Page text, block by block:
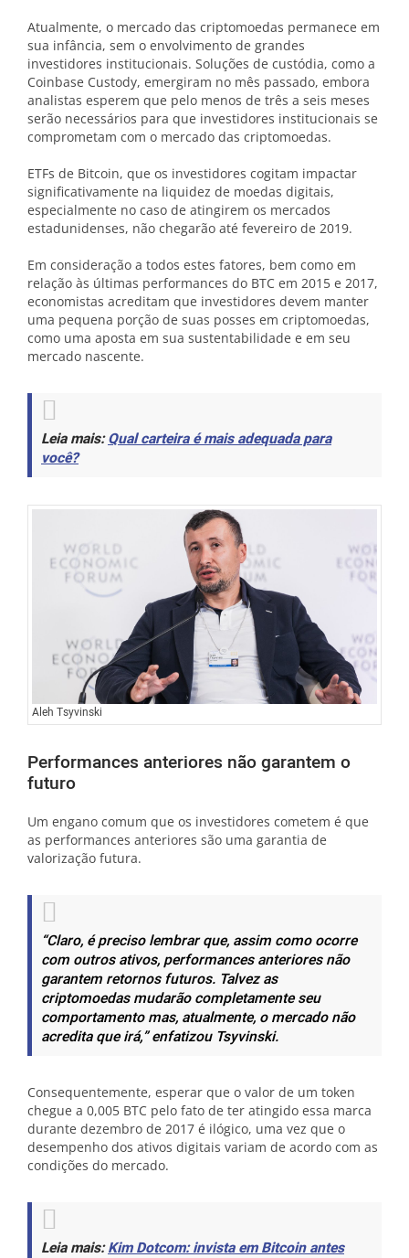
Atualmente, o mercado das criptomoedas permanece em
sua infância, sem o envolvimento de grandes
investidores institucionais. Soluções de custódia, como a
Coinbase Custody, emergiram no mês passado, embora
analistas esperem que pelo menos de três a seis meses
serão necessários para que investidores institucionais se
comprometam com o mercado das criptomoedas.
ETFs de Bitcoin, que os investidores cogitam impactar
significativamente na liquidez de moedas digitais,
especialmente no caso de atingirem os mercados
estadunidenses, não chegarão até fevereiro de 2019.
Em consideração a todos estes fatores, bem como em
relação às últimas performances do BTC em 2015 e 2017,
economistas acreditam que investidores devem manter
uma pequena porção de suas posses em criptomoedas,
como uma aposta em sua sustentabilidade e em seu
mercado nascente.
Leia mais:Qual carteira é mais adequada para
você?
Aleh Tsyvinski
Performances anteriores não garantem o
futuro
Um engano comum que os investidores cometem é que
as performances anteriores são uma garantia de
valorização futura.
“Claro, é preciso lembrar que, assim como ocorre
com outros ativos, performances anteriores não
garantem retornos futuros. Talvez as
criptomoedas mudarão completamente seu
comportamento mas, atualmente, o mercado não
acredita que irá,”enfatizou Tsyvinski.
Consequentemente, esperar que o valor de um token
chegue a 0,005 BTC pelo fato de ter atingido essa marca
durante dezembro de 2017 é ilógico, uma vez que o
desempenho dos ativos digitais variam de acordo com as
condições do mercado.
Leia mais:Kim Dotcom: invista em Bitcoin antes